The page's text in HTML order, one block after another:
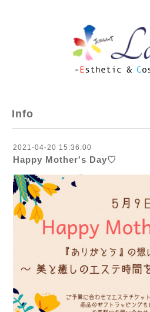
Info
2021-04-20 15:36:00
Happy Mother's Day♡